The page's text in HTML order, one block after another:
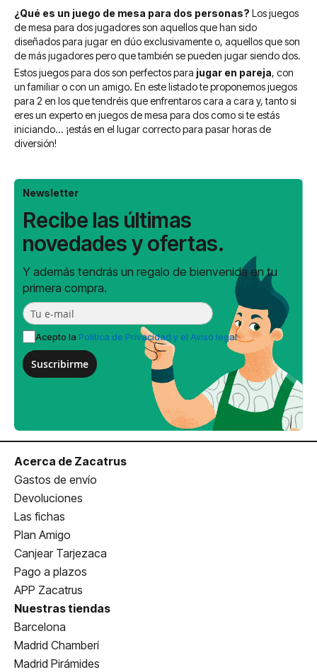
leyendo
página
¿Qué es un juego de mesa para dos personas? Los juegos
de mesa para dos jugadores son aquellos que han sido
diseñados para jugar en dúo exclusivamente o, aquellos que son
de más jugadores pero que también se pueden jugar siendo dos.
Estos juegos para dos son perfectos para jugar en pareja, con
un familiar o con un amigo. En este listado te proponemos juegos
para 2 en los que tendréis que enfrentaros cara a cara y, tanto si
eres un experto en juegos de mesa para dos como si te estás
iniciando... ¡estás en el lugar correcto para pasar horas de
diversión!
Newsletter
Recibe las últimas
novedades y ofertas.
Y además tendrás un regalo de bienvenida en tu
primera compra.
Acepto la Política de Privacidad y el Aviso legal
Suscribirme
Acerca de Zacatrus
Gastos de envío
Devoluciones
Las fichas
Plan Amigo
Canjear Tarjezaca
Pago a plazos
APP Zacatrus
Nuestras tiendas
Barcelona
Madrid Chamberí
Madrid Pirámides